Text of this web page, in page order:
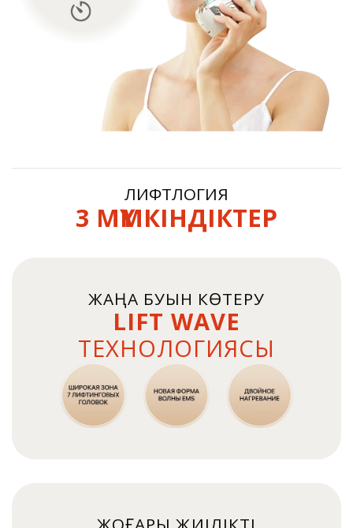
ЛИФТЛОГИЯ
3 МҮМКІНДІКТЕР
ЖАҢА БУЫН КӨТЕРУ
LIFT WAVE
ТЕХНОЛОГИЯСЫ